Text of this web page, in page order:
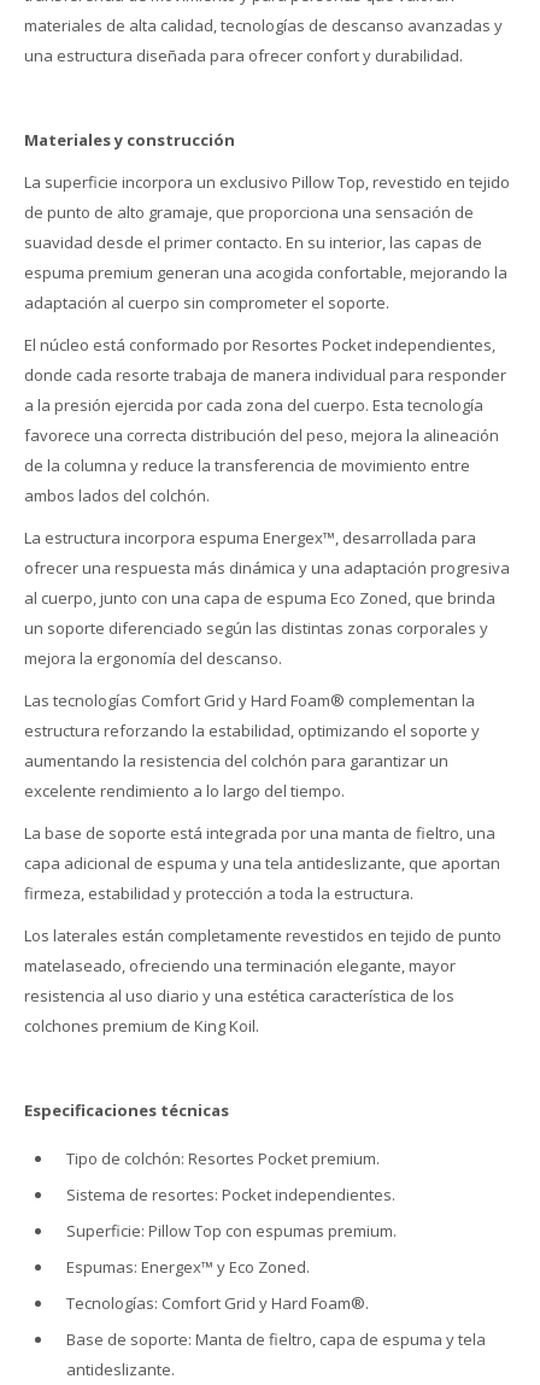
materiales de alta calidad, tecnologías de descanso avanzadas y
una estructura diseñada para ofrecer confort y durabilidad.
Materiales y construcción
La superficie incorpora un exclusivo Pillow Top, revestido en tejido
de punto de alto gramaje, que proporciona una sensación de
suavidad desde el primer contacto. En su interior, las capas de
espuma premium generan una acogida confortable, mejorando la
adaptación al cuerpo sin comprometer el soporte.
El núcleo está conformado por Resortes Pocket independientes,
donde cada resorte trabaja de manera individual para responder
a la presión ejercida por cada zona del cuerpo. Esta tecnología
favorece una correcta distribución del peso, mejora la alineación
de la columna y reduce la transferencia de movimiento entre
ambos lados del colchón.
La estructura incorpora espuma Energex™, desarrollada para
ofrecer una respuesta más dinámica y una adaptación progresiva
al cuerpo, junto con una capa de espuma Eco Zoned, que brinda
un soporte diferenciado según las distintas zonas corporales y
mejora la ergonomía del descanso.
Las tecnologías Comfort Grid y Hard Foam® complementan la
estructura reforzando la estabilidad, optimizando el soporte y
aumentando la resistencia del colchón para garantizar un
excelente rendimiento a lo largo del tiempo.
La base de soporte está integrada por una manta de fieltro, una
capa adicional de espuma y una tela antideslizante, que aportan
firmeza, estabilidad y protección a toda la estructura.
Los laterales están completamente revestidos en tejido de punto
matelaseado, ofreciendo una terminación elegante, mayor
resistencia al uso diario y una estética característica de los
colchones premium de King Koil.
Especificaciones técnicas
Tipo de colchón: Resortes Pocket premium.
Sistema de resortes: Pocket independientes.
Superficie: Pillow Top con espumas premium.
Espumas: Energex™ y Eco Zoned.
Tecnologías: Comfort Grid y Hard Foam®.
Base de soporte: Manta de fieltro, capa de espuma y tela
antideslizante.